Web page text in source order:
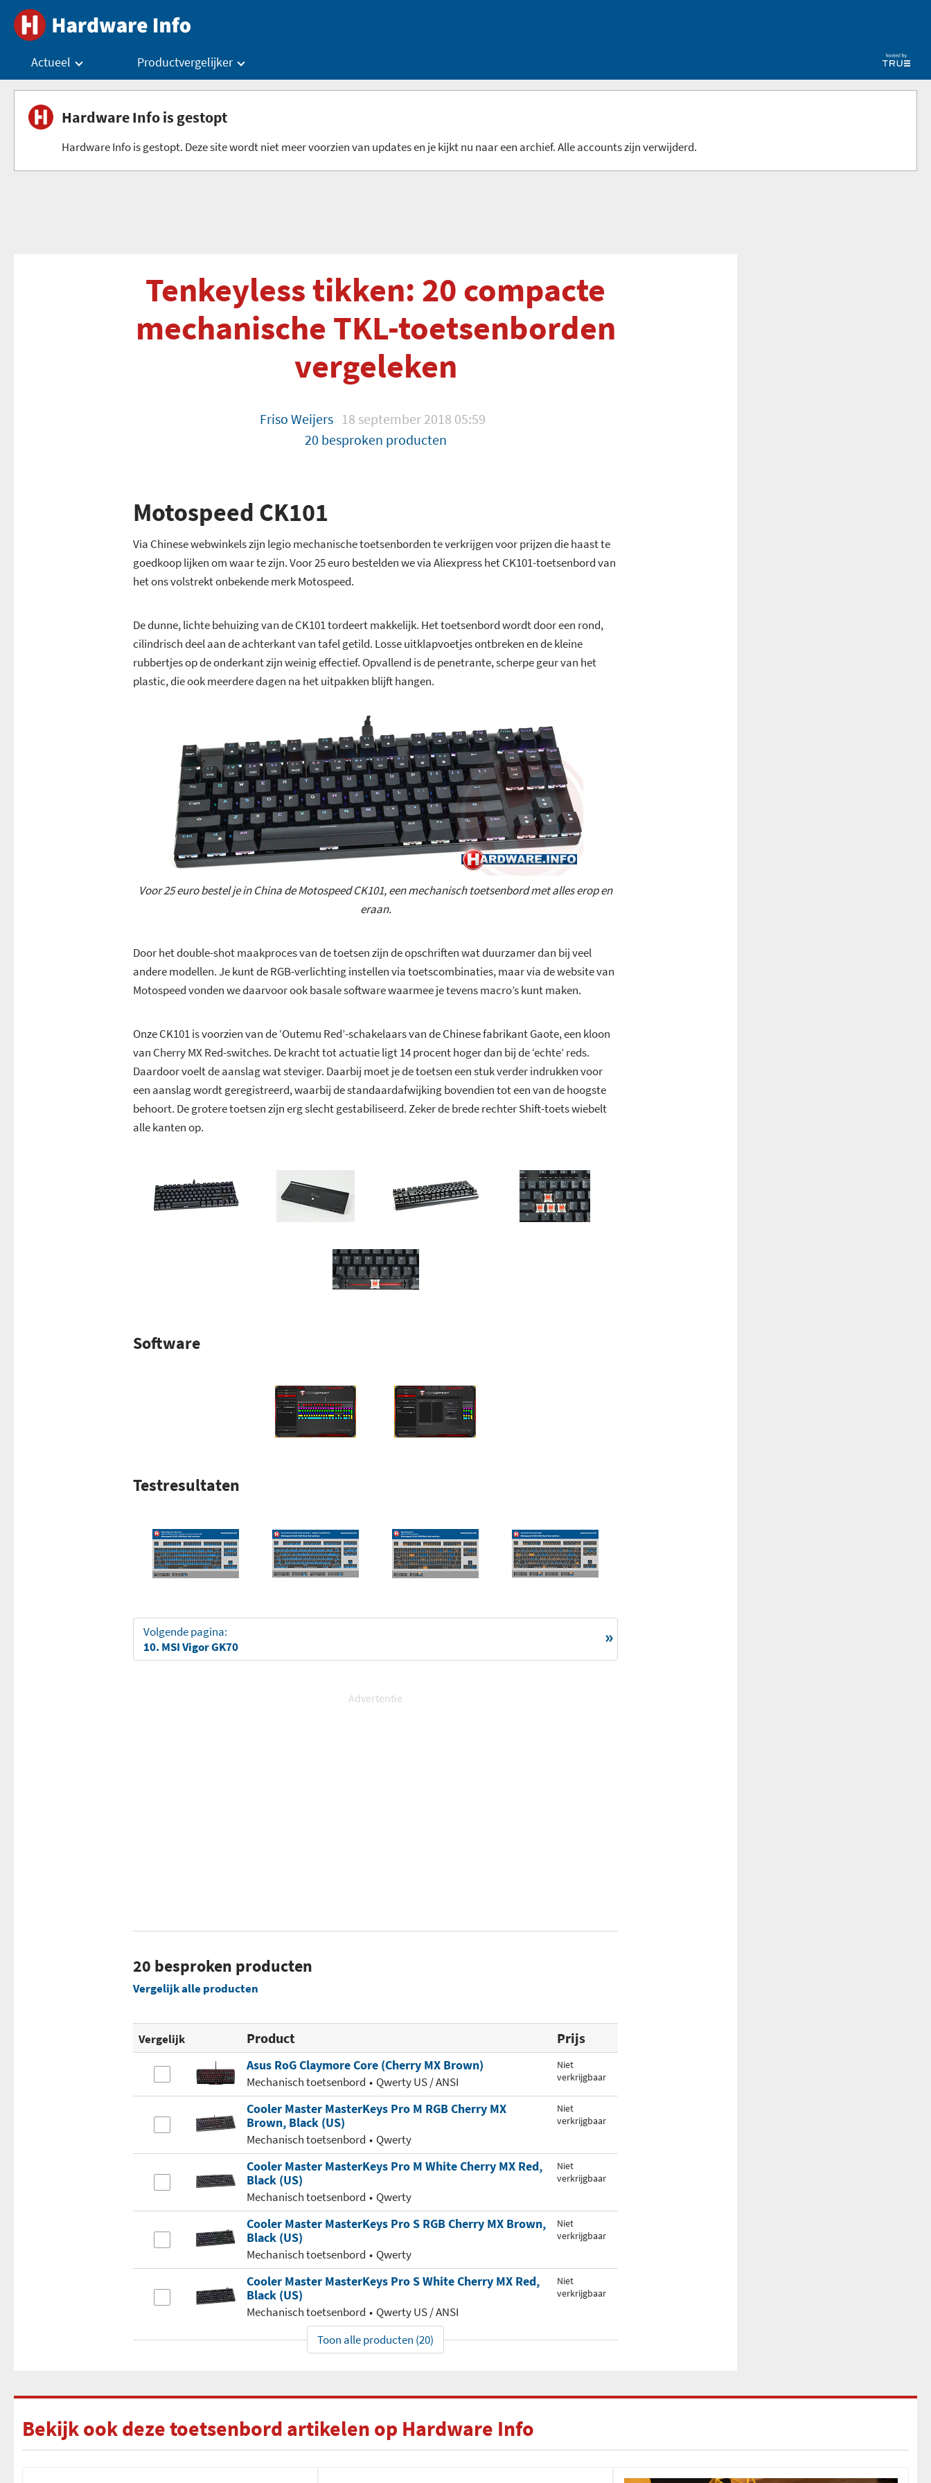
Actueel Productvergelijker
Hardware Info is gestopt
Hardware Info is gestopt. Deze site wordt niet meer voorzien van updates en je kijkt nu naar een archief. Alle accounts zijn verwijderd.
Tenkeyless tikken: 20 compacte
mechanische TKL-toetsenborden
vergeleken
Friso Weijers 18 september 2018 05:59
20 besproken producten
Motospeed CK101
Via Chinese webwinkels zijn legio mechanische toetsenborden te verkrijgen voor prijzen die haast te
goedkoop lijken om waar te zijn. Voor 25 euro bestelden we via Aliexpress het CK101-toetsenbord van
het ons volstrekt onbekende merk Motospeed.
De dunne, lichte behuizing van de CK101 tordeert makkelijk. Het toetsenbord wordt door een rond,
cilindrisch deel aan de achterkant van tafel getild. Losse uitklapvoetjes ontbreken en de kleine
rubbertjes op de onderkant zijn weinig effectief. Opvallend is de penetrante, scherpe geur van het
plastic, die ook meerdere dagen na het uitpakken blijft hangen.
Voor 25 euro bestel je in China de Motospeed CK101, een mechanisch toetsenbord met alles erop en
eraan.
Door het double-shot maakproces van de toetsen zijn de opschriften wat duurzamer dan bij veel
andere modellen. Je kunt de RGB-verlichting instellen via toetscombinaties, maar via de website van
Motospeed vonden we daarvoor ook basale software waarmee je tevens macro’s kunt maken.
Onze CK101 is voorzien van de ‘Outemu Red’-schakelaars van de Chinese fabrikant Gaote, een kloon
van Cherry MX Red-switches. De kracht tot actuatie ligt 14 procent hoger dan bij de ‘echte’ reds.
Daardoor voelt de aanslag wat steviger. Daarbij moet je de toetsen een stuk verder indrukken voor
een aanslag wordt geregistreerd, waarbij de standaardafwijking bovendien tot een van de hoogste
behoort. De grotere toetsen zijn erg slecht gestabiliseerd. Zeker de brede rechter Shift-toets wiebelt
alle kanten op.
Software
Testresultaten
Volgende pagina:
10. MSI Vigor GK70
Advertentie
20 besproken producten
Vergelijk alle producten
Vergelijk Product Prijs
Asus RoG Claymore Core (Cherry MX Brown)
Mechanisch toetsenbord Qwerty US / ANSI
Niet
verkrijgbaar
Cooler Master MasterKeys Pro M RGB Cherry MX
Brown, Black (US)
Mechanisch toetsenbord Qwerty
Niet
verkrijgbaar
Cooler Master MasterKeys Pro M White Cherry MX Red,
Black (US)
Mechanisch toetsenbord Qwerty
Niet
verkrijgbaar
Cooler Master MasterKeys Pro S RGB Cherry MX Brown,
Black (US)
Mechanisch toetsenbord Qwerty
Niet
verkrijgbaar
Cooler Master MasterKeys Pro S White Cherry MX Red,
Black (US)
Mechanisch toetsenbord Qwerty US / ANSI
Niet
verkrijgbaar
Toon alle producten (20)
Bekijk ook deze toetsenbord artikelen op Hardware Info